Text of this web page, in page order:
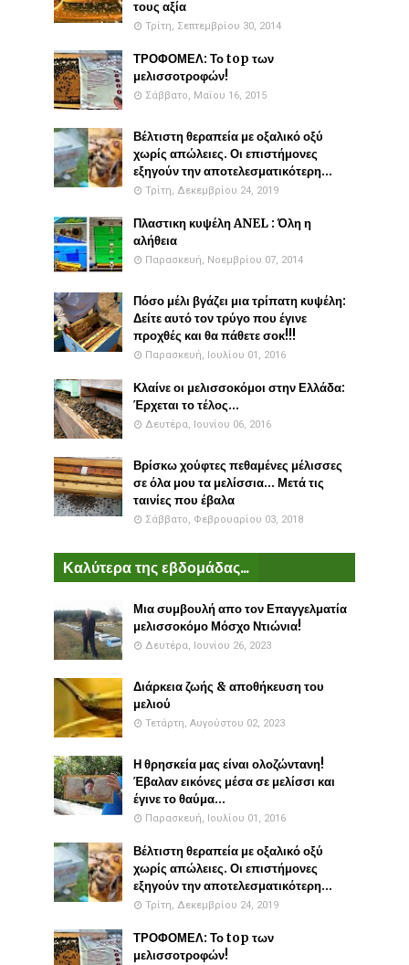
τους αξία
Τρίτη, Σεπτεμβρίου 30, 2014
ΤΡΟΦΟΜΕΛ: Το top των
μελισσοτροφών!
Σάββατο, Μαΐου 16, 2015
Βέλτιστη θεραπεία με οξαλικό οξύ
χωρίς απώλειες. Οι επιστήμονες
εξηγούν την αποτελεσματικότερη...
Τρίτη, Δεκεμβρίου 24, 2019
Πλαστικη κυψέλη ANEL : Όλη η
αλήθεια
Παρασκευή, Νοεμβρίου 07, 2014
Πόσο μέλι βγάζει μια τρίπατη κυψέλη:
Δείτε αυτό τον τρύγο που έγινε
προχθές και θα πάθετε σοκ!!!
Παρασκευή, Ιουλίου 01, 2016
Κλαίνε οι μελισσοκόμοι στην Ελλάδα:
Έρχεται το τέλος...
Δευτέρα, Ιουνίου 06, 2016
Βρίσκω χούφτες πεθαμένες μέλισσες
σε όλα μου τα μελίσσια... Μετά τις
ταινίες που έβαλα
Σάββατο, Φεβρουαρίου 03, 2018
Καλύτερα της εβδομάδας...
Μια συμβουλή απο τον Επαγγελματία
μελισσοκόμο Μόσχο Ντιώνια!
Δευτέρα, Ιουνίου 26, 2023
Διάρκεια ζωής & αποθήκευση του
μελιού
Τετάρτη, Αυγούστου 02, 2023
Η θρησκεία μας είναι ολοζώντανη!
Έβαλαν εικόνες μέσα σε μελίσσι και
έγινε το θαύμα...
Παρασκευή, Ιουλίου 01, 2016
Βέλτιστη θεραπεία με οξαλικό οξύ
χωρίς απώλειες. Οι επιστήμονες
εξηγούν την αποτελεσματικότερη...
Τρίτη, Δεκεμβρίου 24, 2019
ΤΡΟΦΟΜΕΛ: Το top των
μελισσοτροφών!